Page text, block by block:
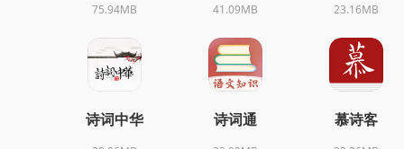
75.94MB 41.09MB 23.16MB
诗词中华 诗词通 慕诗客